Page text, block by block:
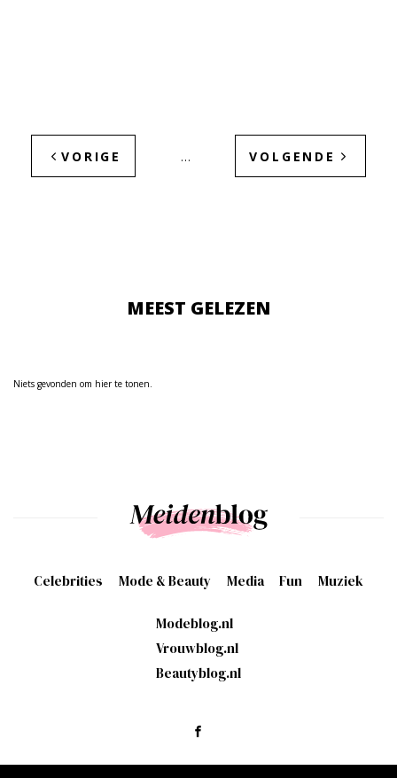
VORIGE … VOLGENDE
MEEST GELEZEN
Niets gevonden om hier te tonen.
Celebrities Mode & Beauty Media Fun Muziek
Modeblog.nl
Vrouwblog.nl
Beautyblog.nl